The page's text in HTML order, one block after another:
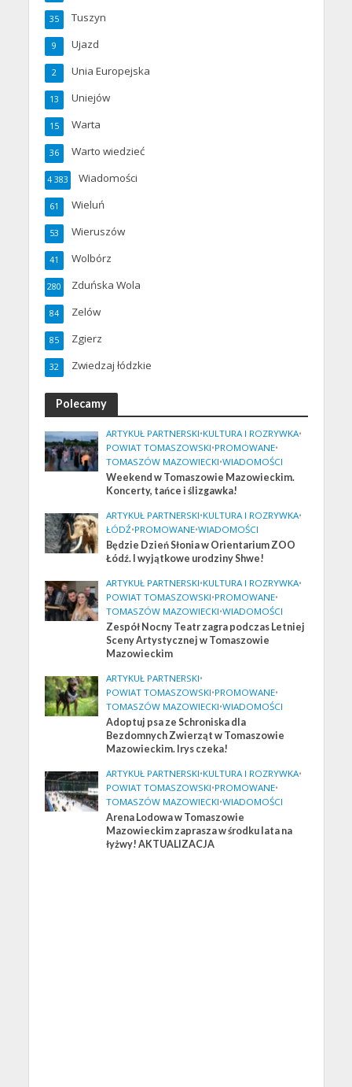
Tuszyn
35
Ujazd
9
Unia Europejska
2
Uniejów
13
Warta
15
Warto wiedzieć
36
Wiadomości
4 383
Wieluń
61
Wieruszów
53
Wolbórz
41
Zduńska Wola
280
Zelów
84
Zgierz
85
Zwiedzaj łódzkie
32
Polecamy
ARTYKUŁ PARTNERSKI•KULTURA I ROZRYWKA•
POWIAT TOMASZOWSKI•PROMOWANE•
TOMASZÓW MAZOWIECKI•WIADOMOŚCI
Weekend w Tomaszowie Mazowieckim.
Koncerty, tańce i ślizgawka!
ARTYKUŁ PARTNERSKI•KULTURA I ROZRYWKA•
ŁÓDŹ•PROMOWANE•WIADOMOŚCI
Będzie Dzień Słonia w Orientarium ZOO
Łódź. I wyjątkowe urodziny Shwe!
ARTYKUŁ PARTNERSKI•KULTURA I ROZRYWKA•
POWIAT TOMASZOWSKI•PROMOWANE•
TOMASZÓW MAZOWIECKI•WIADOMOŚCI
Zespół Nocny Teatr zagra podczas Letniej
Sceny Artystycznej w Tomaszowie
Mazowieckim
ARTYKUŁ PARTNERSKI•
POWIAT TOMASZOWSKI•PROMOWANE•
TOMASZÓW MAZOWIECKI•WIADOMOŚCI
Adoptuj psa ze Schroniska dla
Bezdomnych Zwierząt w Tomaszowie
Mazowieckim. Irys czeka!
ARTYKUŁ PARTNERSKI•KULTURA I ROZRYWKA•
POWIAT TOMASZOWSKI•PROMOWANE•
TOMASZÓW MAZOWIECKI•WIADOMOŚCI
Arena Lodowa w Tomaszowie
Mazowieckim zaprasza w środku lata na
łyżwy! AKTUALIZACJA